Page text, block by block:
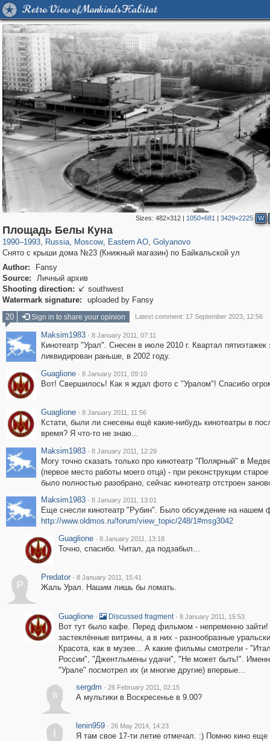
Retro View of Mankind's Habitat
Sizes: 482×312 | 1050×681 | 3429×2225 W
Площадь Белы Куна
1990–1993, Russia
1,407,206 29,248
, Moscow
319,878 8,286
, Eastern AO
20,939
, Golyanovo
Снято с крыши дома №23 (Книжный магазин) по Байкальской ул
Author:
Fansy
Source:
Личный архив
Shooting direction:  southwest
Watermark signature:
uploaded by Fansy
20
Sign in to share your opinion Latest comment: 17 September 2023, 12:56
Maksim1983 · 8 January 2011, 07:11
Кинотеатр "Урал". Снесен в июле 2010 г. Квартал пятиэтажек
ликвидирован раньше, в 2002 году.
Guaglione · 8 January 2011, 09:10
Вот! Свершилось! Как я ждал фото с "Уралом"! Спасибо
Guaglione · 8 January 2011, 11:56
Кстати, были ли снесены ещё какие-нибудь кинотеатры в
время? Я что-то не знаю...
Maksim1983 · 8 January 2011, 12:29
Могу точно сказать только про кинотеатр "Полярный" в
(первое место работы моего отца) - при реконструкции
было полностью разобрано, сейчас кинотеатр отстроен
Maksim1983 · 8 January 2011, 13:01
Еще снесли кинотеатр "Рубин". Было обсуждение на нашем
http://www.oldmos.ru/forum/view_topic/248/1#msg3042
Guaglione · 8 January 2011, 13:18
Точно, спасибо. Читал, да подзабыл...
P
Predator · 8 January 2011, 15:41
Жаль Урал. Нашим лишь бы ломать.
Guaglione · Discussed fragment · 8 January 2011, 15:53
Вот тут было кафе. Перед фильмом - непременно
застеклённые витрины, а в них - разнообразные
Красота, как в музее... А какие фильмы смотрели -
России", "Джентльмены удачи", "Не может быть!".
"Урале" посмотрел их (и многие другие) впервые...
s
sergdm · 26 February 2011, 02:15
А мультики в Воскресенье в 9.00?
lenin959 · 26 May 2014, 14:23
Я там свое 17-ти летие отмечал. :) Помню кино еще